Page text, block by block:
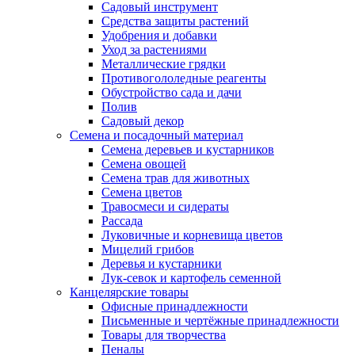
Садовый инструмент
Средства защиты растений
Удобрения и добавки
Уход за растениями
Металлические грядки
Противогололедные реагенты
Обустройство сада и дачи
Полив
Садовый декор
Семена и посадочный материал
Семена деревьев и кустарников
Семена овощей
Семена трав для животных
Семена цветов
Травосмеси и сидераты
Рассада
Луковичные и корневища цветов
Мицелий грибов
Деревья и кустарники
Лук-севок и картофель семенной
Канцелярские товары
Офисные принадлежности
Письменные и чертёжные принадлежности
Товары для творчества
Пеналы